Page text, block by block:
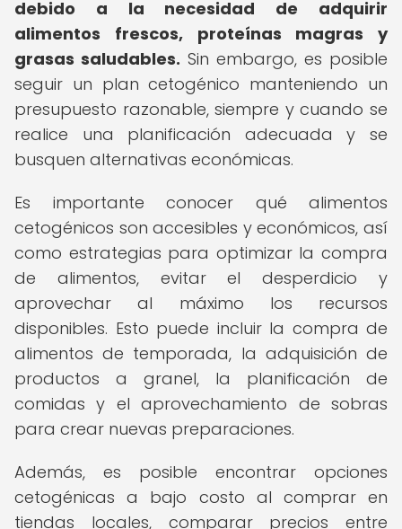
debido a la necesidad de adquirir
alimentos frescos, proteínas magras y
grasas saludables. Sin embargo, es posible
seguir un plan cetogénico manteniendo un
presupuesto razonable, siempre y cuando se
realice una planificación adecuada y se
busquen alternativas económicas.
Es importante conocer qué alimentos
cetogénicos son accesibles y económicos, así
como estrategias para optimizar la compra
de alimentos, evitar el desperdicio y
aprovechar al máximo los recursos
disponibles. Esto puede incluir la compra de
alimentos de temporada, la adquisición de
productos a granel, la planificación de
comidas y el aprovechamiento de sobras
para crear nuevas preparaciones.
Además, es posible encontrar opciones
cetogénicas a bajo costo al comprar en
tiendas locales, comparar precios entre